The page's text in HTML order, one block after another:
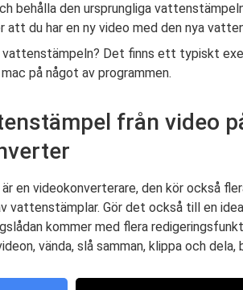
behålla den ursprungliga
att du har en ny video med den nya
Det finns ett typiskt
på något av programmen.
från video
är en videokonverterare, den kör också
vattenstämplar. Gör det också till en
kommer med flera
vända, slå samman, klippa och dela,